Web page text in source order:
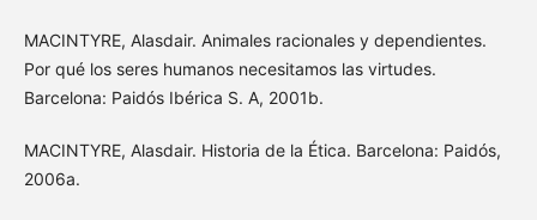
MACINTYRE, Alasdair. Animales racionales y dependientes.
Por qué los seres humanos necesitamos las virtudes.
Barcelona: Paidós Ibérica S. A, 2001b.
MACINTYRE, Alasdair. Historia de la Ética. Barcelona: Paidós,
2006a.